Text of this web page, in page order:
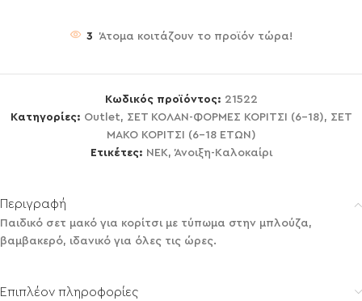
3 Άτομα κοιτάζουν το προϊόν τώρα!
Κωδικός προϊόντος: 21522
Κατηγορίες: Outlet, ΣΕΤ ΚΟΛΑΝ-ΦΟΡΜΕΣ ΚΟΡΙΤΣΙ (6-18), ΣΕΤ
ΜΑΚΟ ΚΟΡΙΤΣΙ (6-18 ΕΤΩΝ)
Ετικέτες: NEK, Άνοιξη-Καλοκαίρι
Περιγραφή
Παιδικό σετ μακό για κορίτσι με τύπωμα στην μπλούζα,
βαμβακερό, ιδανικό για όλες τις ώρες.
Επιπλέον πληροφορίες